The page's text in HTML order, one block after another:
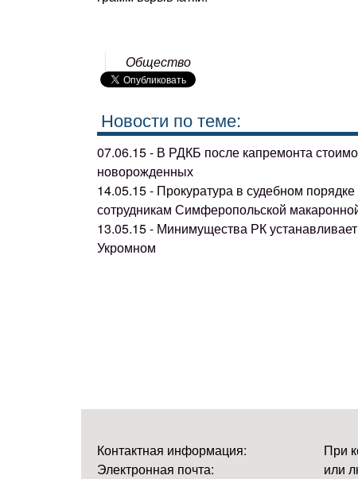
Общество
Новости по теме:
07.06.15 - В РДКБ после капремонта
новорожденных
14.05.15 - Прокуратура в судебном
сотрудникам Симферопольской
13.05.15 - Минимущества РК
Укромном
Контактная информация:
Электронная почта:
При
или